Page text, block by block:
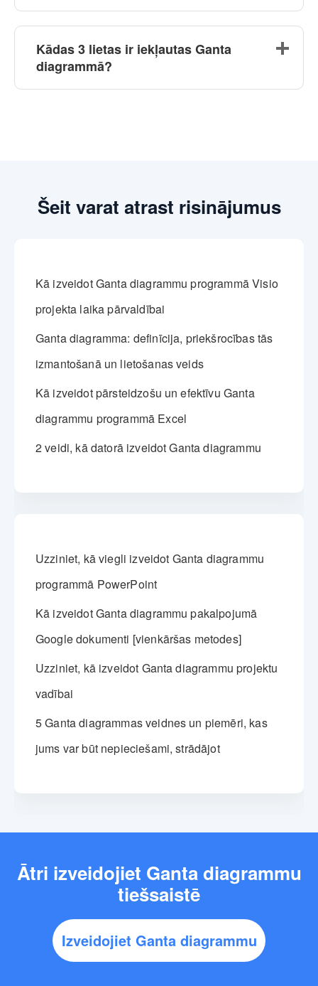
Kādas 3 lietas ir iekļautas Ganta
diagrammā?
Šeit varat atrast risinājumus
Kā izveidot Ganta diagrammu programmā Visio
projekta laika pārvaldībai
Ganta diagramma: definīcija, priekšrocības tās
izmantošanā un lietošanas veids
Kā izveidot pārsteidzošu un efektīvu Ganta
diagrammu programmā Excel
2 veidi, kā datorā izveidot Ganta diagrammu
Uzziniet, kā viegli izveidot Ganta diagrammu
programmā PowerPoint
Kā izveidot Ganta diagrammu pakalpojumā
Google dokumenti [vienkāršas metodes]
Uzziniet, kā izveidot Ganta diagrammu projektu
vadībai
5 Ganta diagrammas veidnes un piemēri, kas
jums var būt nepieciešami, strādājot
Ātri izveidojiet Ganta diagrammu
tiešsaistē
Izveidojiet Ganta diagrammu